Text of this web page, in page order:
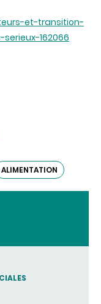
et-transition-
162066
ALIMENTATION